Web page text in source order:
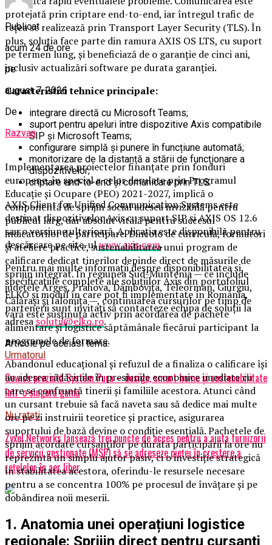
protejată prin criptare end-to-end, iar întregul trafic de
rețea se realizează prin Transport Layer Security (TLS). În
plus, soluția face parte din ramura AXIS OS LTS, cu suport
pe termen lung, și beneficiază de o garanție de cinci ani,
inclusiv actualizări software pe durata garanției.
Caracteristici tehnice principale:
integrare directă cu Microsoft Teams;
suport pentru apeluri între dispozitive Axis compatibile
SIP și Microsoft Teams;
configurare simplă și punere în funcțiune automată;
monitorizare de la distanță a stării de funcționare a
dispozitivelor;
criptare end-to-end și comunicare prin TLS.
AXIS Client for Unified Communication Systems este
destinat dispozitivelor Axis cu suport SIP și AXIS OS 12.6
sau o versiune ulterioară. Aplicația este disponibilă pentru
descărcare pe site-ulwww.axis.com.
Pentru mai multe informații despre disponibilitatea și
specificațiile complete ale soluțiilor Axis din portofoliul
ELKO și modul în care pot fi implementate în România,
partenerii sunt invitați să contacteze echipa de soluții la
adresasolutii@elko.ro.
Articole pe aceiasi tema:
Urmatorul
Gewiss prezintă System Pura – design, smart home și sustenabilitate
într-o singură gamă
Nu ratati
Zyxel Networks lansează trei puncte de acces pentru a ajuta furnizorii
de servicii gestionate (MSP) să se adreseze pieței în creștere a
rețelelor în aer liber
Publicat
acum 24 de ore
pe
august 7, 2026
De
Razvan
Implementarea proiectelor finanțate prin fonduri
europene, în special a celor derulate prin Programul
Educație și Ocupare (PEO) 2021-2027, implică o
componentă de sprijin social adesea invizibilă pentru
publicul larg, dar absolut vitală pentru succesul
indicatorilor de participare. Dincolo de curriculă, formatori
și ateliere practice, sustenabilitatea unui program de
calificare dedicat tinerilor depinde direct de măsurile de
sprijin integrat. În regiunea Sud-Muntenia — ce include
județele Argeș, Prahova, Dâmbovița, Teleorman, Giurgiu,
Călărași și Ialomița —, continuarea cursurilor pe timp de
vară este susținută activ prin acordarea de pachete
alimentare și logistice săptămânale fiecărui participant la
programele de formare.
Abandonul educațional și refuzul de a finaliza o calificare își
au adesea rădăcinile în presiunile economice imediate cu
care se confruntă tinerii și familiile acestora. Atunci când
un cursant trebuie să facă naveta sau să dedice mai multe
ore pe zi instruirii teoretice și practice, asigurarea
suportului de bază devine o condiție esențială. Pachetele de
sprijin acordate cursanților pe durata participării la ore nu
reprezintă un simplu ajutor pasiv, ci o investiție strategică
în stabilitatea acestora, oferindu-le resursele necesare
pentru a se concentra 100% pe procesul de învățare și pe
dobândirea noii meserii.
1. Anatomia unei operațiuni logistice